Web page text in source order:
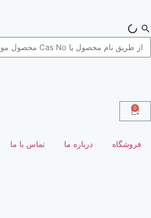
0
فروشگاه درباره ما تماس با ما